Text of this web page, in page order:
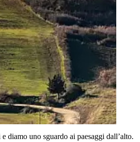
diamo uno sguardo ai paesaggi dall’alto.